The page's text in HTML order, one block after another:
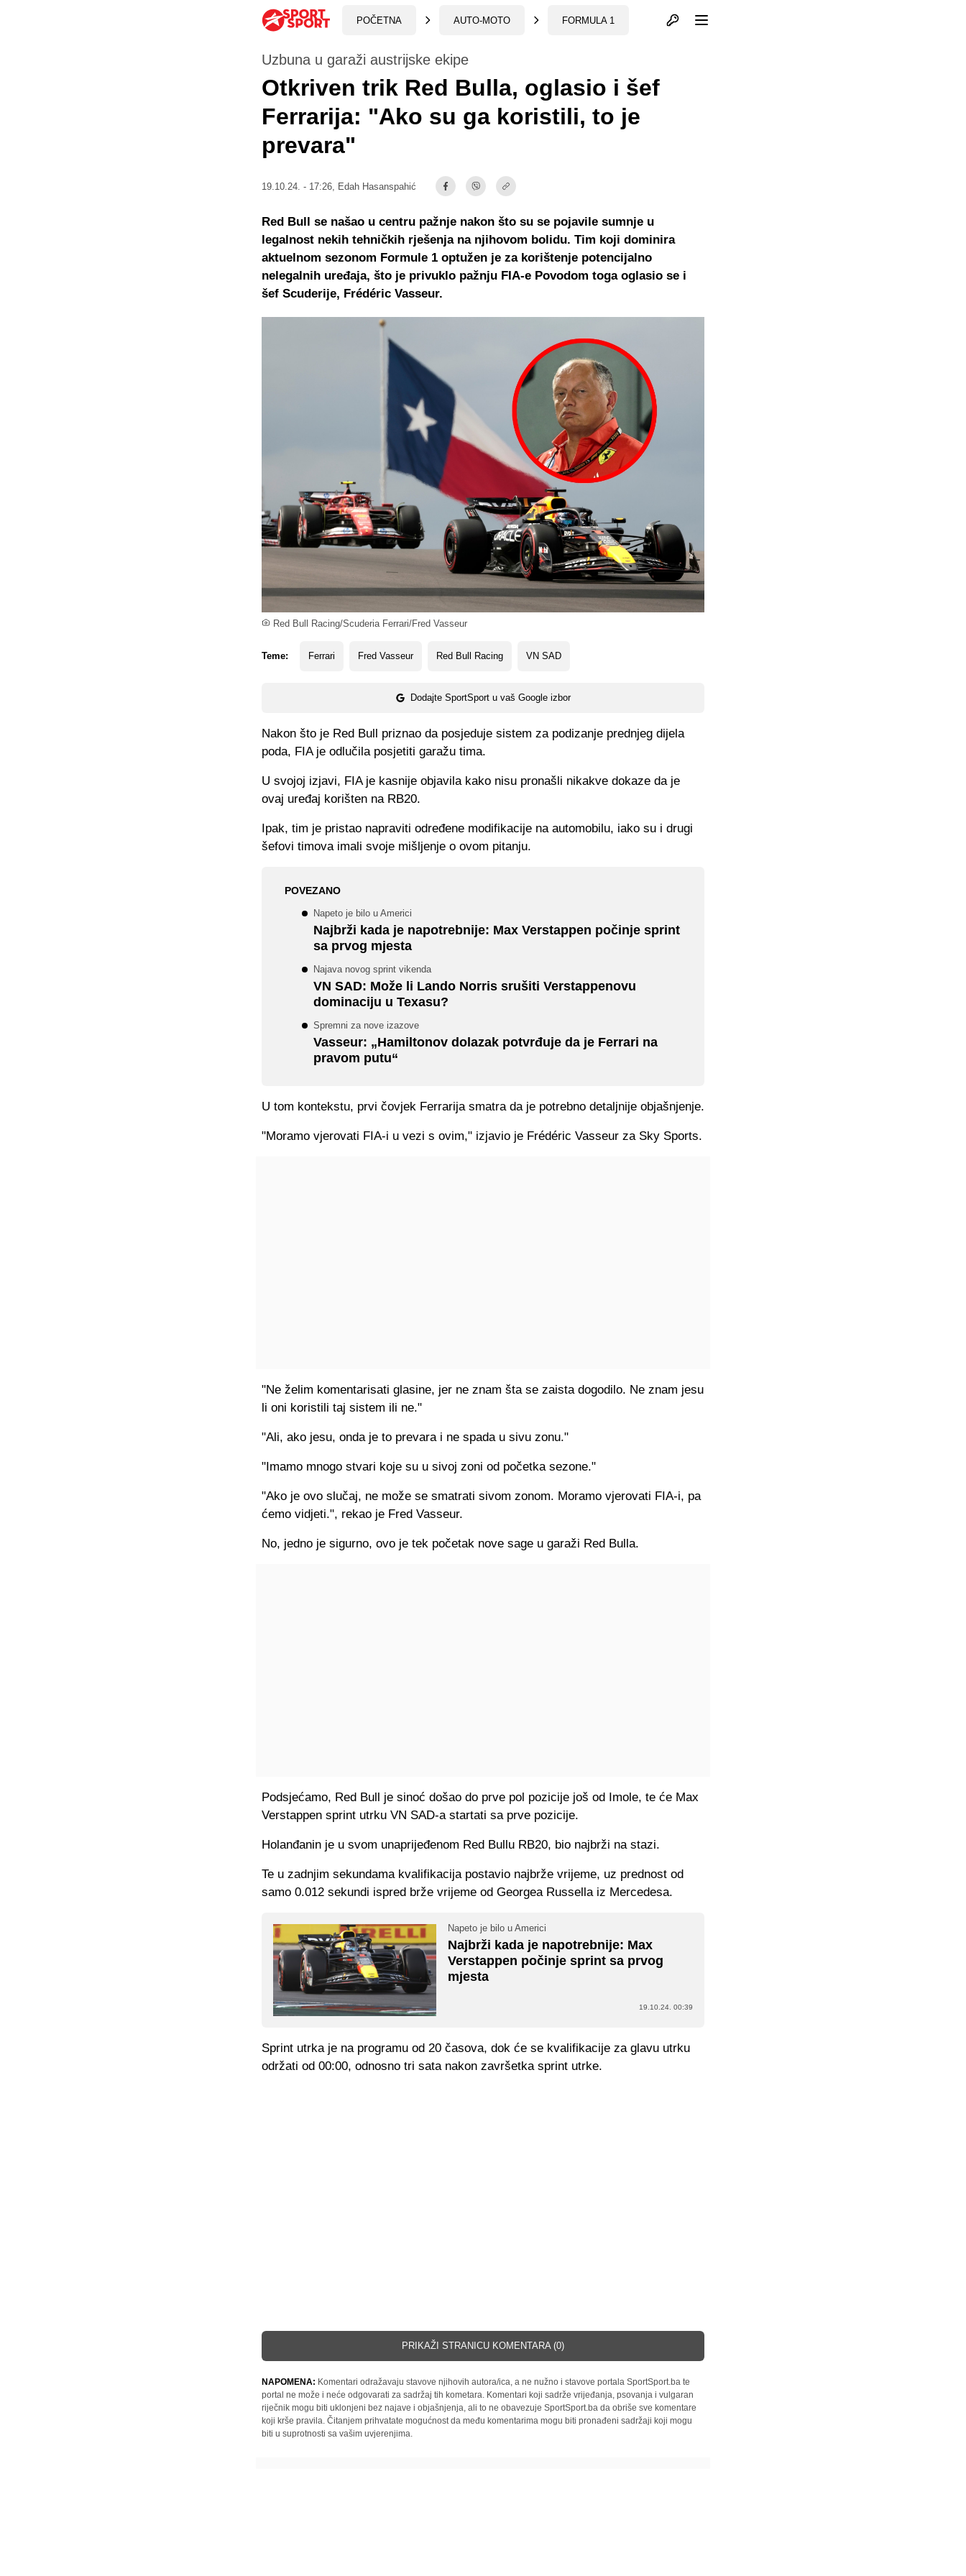
POČETNA AUTO-MOTO FORMULA 1 Otvori profil
Red Bull Racing/Scuderia Ferrari/Fred Vasseur
Uzbuna u garaži austrijske ekipe
Otkriven trik Red Bulla, oglasio i šef
Ferrarija: "Ako su ga koristili, to je
prevara"
19.10.24. - 17:26, Edah Hasanspahić
Teme: Ferrari Fred Vasseur Red Bull Racing VN SAD
Dodajte SportSport u vaš Google izbor
Red Bull se našao u centru pažnje nakon što su se pojavile sumnje u
legalnost nekih tehničkih rješenja na njihovom bolidu. Tim koji dominira
aktuelnom sezonom Formule 1 optužen je za korištenje potencijalno
nelegalnih uređaja, što je privuklo pažnju FIA-e Povodom toga oglasio se i
šef Scuderije, Frédéric Vasseur.
Nakon što je Red Bull priznao da posjeduje sistem za podizanje prednjeg dijela
poda, FIA je odlučila posjetiti garažu tima.
U svojoj izjavi, FIA je kasnije objavila kako nisu pronašli nikakve dokaze da je
ovaj uređaj korišten na RB20.
Ipak, tim je pristao napraviti određene modifikacije na automobilu, iako su i drugi
šefovi timova imali svoje mišljenje o ovom pitanju.
POVEZANO
Napeto je bilo u Americi
Najbrži kada je napotrebnije: Max Verstappen počinje sprint
sa prvog mjesta
Najava novog sprint vikenda
VN SAD: Može li Lando Norris srušiti Verstappenovu
dominaciju u Texasu?
Spremni za nove izazove
Vasseur: „Hamiltonov dolazak potvrđuje da je Ferrari na
pravom putu“
U tom kontekstu, prvi čovjek Ferrarija smatra da je potrebno detaljnije objašnjenje.
"Moramo vjerovati FIA-i u vezi s ovim," izjavio je Frédéric Vasseur za Sky Sports.
"Ne želim komentarisati glasine, jer ne znam šta se zaista dogodilo. Ne znam jesu
li oni koristili taj sistem ili ne."
"Ali, ako jesu, onda je to prevara i ne spada u sivu zonu."
"Imamo mnogo stvari koje su u sivoj zoni od početka sezone."
"Ako je ovo slučaj, ne može se smatrati sivom zonom. Moramo vjerovati FIA-i, pa
ćemo vidjeti.", rekao je Fred Vasseur.
No, jedno je sigurno, ovo je tek početak nove sage u garaži Red Bulla.
Podsjećamo, Red Bull je sinoć došao do prve pol pozicije još od Imole, te će Max
Verstappen sprint utrku VN SAD-a startati sa prve pozicije.
Holanđanin je u svom unaprijeđenom Red Bullu RB20, bio najbrži na stazi.
Te u zadnjim sekundama kvalifikacija postavio najbrže vrijeme, uz prednost od
samo 0.012 sekundi ispred brže vrijeme od Georgea Russella iz Mercedesa.
Napeto je bilo u Americi
Najbrži kada je napotrebnije: Max
Verstappen počinje sprint sa prvog
mjesta
19.10.24. 00:39
Sprint utrka je na programu od 20 časova, dok će se kvalifikacije za glavu utrku
održati od 00:00, odnosno tri sata nakon završetka sprint utrke.
PRIKAŽI STRANICU KOMENTARA (0)
NAPOMENA: Komentari odražavaju stavove njihovih autora/ica, a ne nužno i stavove portala SportSport.ba te
portal ne može i neće odgovarati za sadržaj tih kometara. Komentari koji sadrže vrijeđanja, psovanja i vulgaran
riječnik mogu biti uklonjeni bez najave i objašnjenja, ali to ne obavezuje SportSport.ba da obriše sve komentare
koji krše pravila. Čitanjem prihvatate mogućnost da među komentarima mogu biti pronađeni sadržaji koji mogu
biti u suprotnosti sa vašim uvjerenjima.